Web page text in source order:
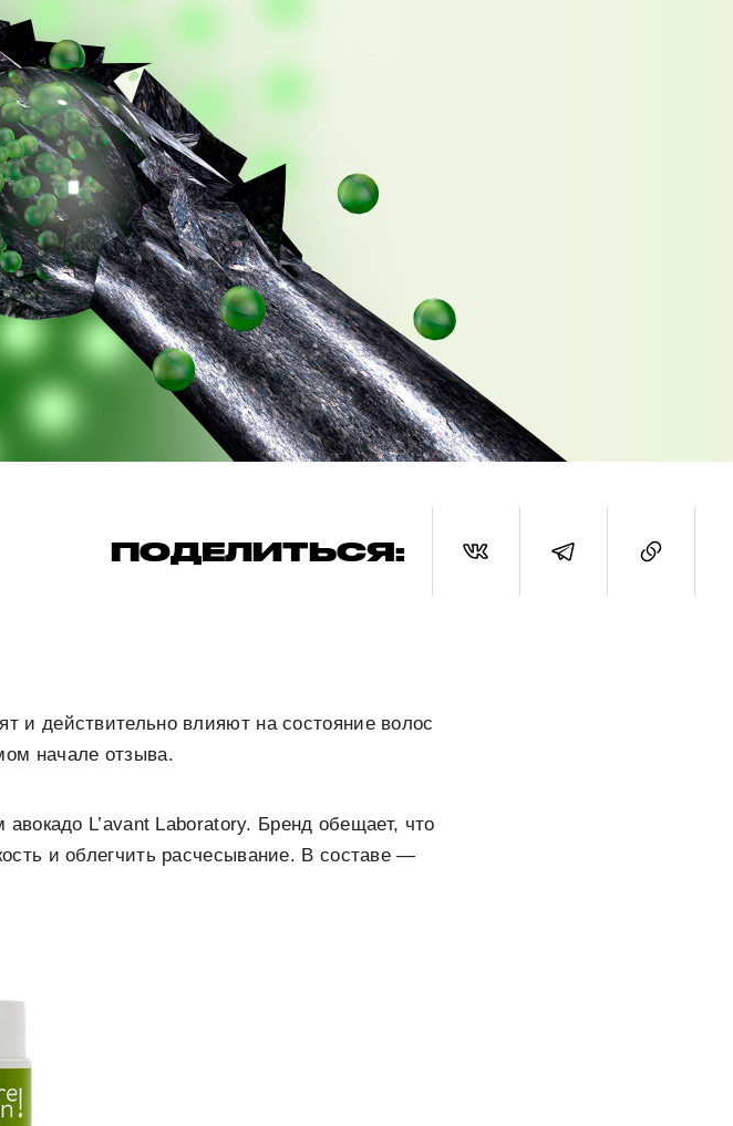
ПОДЕЛИТЬСЯ:
и действительно влияют на состояние волос
начале отзыва.
L’avant Laboratory. Бренд обещает, что
и облегчить расчесывание. В составе —